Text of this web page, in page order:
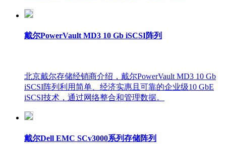
戴尔PowerVault MD3 10 Gb iSCSI阵列
北京戴尔存储经销商介绍，戴尔PowerVault MD3 10 Gb
iSCSI阵列利用简单、经济实惠且可靠的企业级10 GbE
iSCSI技术，通过网络整合和管理数据。
戴尔Dell EMC SCv3000系列存储阵列